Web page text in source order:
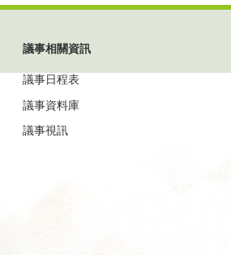
議事相關資訊
議事日程表
議事資料庫
議事視訊